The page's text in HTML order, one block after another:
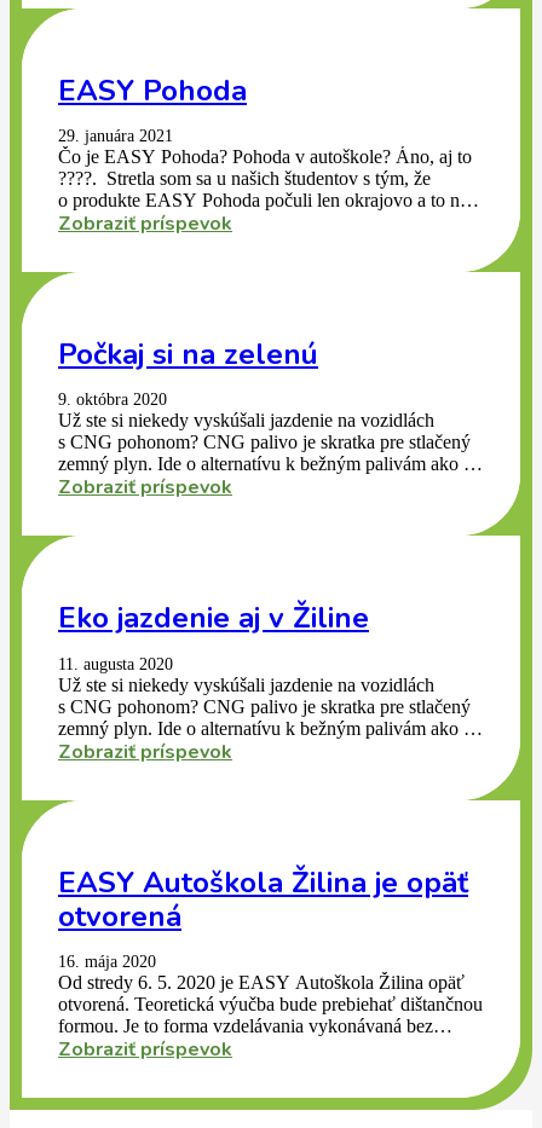
Jazdiť na zelenej vlne s našimi super profi inštruktormi
či vychutnať si naše moderné a vybavené priestory
učebne priamo v centre patrí už tradične k značke
EASY autoškola.
EASY Pohoda
29. januára 2021
Čo je EASY Pohoda? Pohoda v autoškole? Áno, aj to
????. Stretla som sa u našich študentov s tým, že
o produkte EASY Pohoda počuli len okrajovo a to na
prvej hodine teórie. Niektorí si ho aj zakúpili, ale na
Zobraziť príspevok
Počkaj si na zelenú
9. októbra 2020
Už ste si niekedy vyskúšali jazdenie na vozidlách
s CNG pohonom? CNG palivo je skratka pre stlačený
zemný plyn. Ide o alternatívu k bežným palivám ako je
nafta či benzín. Hlavným dôvodom jeho používania
Prečo jazdiť na CNG sme sa spýtali p. Jozefa Bebjaka,
majiteľa EASY autoškoly v Žiline.
Zobraziť príspevok
Eko jazdenie aj v Žiline
11. augusta 2020
Už ste si niekedy vyskúšali jazdenie na vozidlách
s CNG pohonom? CNG palivo je skratka pre stlačený
zemný plyn. Ide o alternatívu k bežným palivám ako je
nafta či benzín. Hlavným dôvodom jeho používania
majiteľa EASY autoškoly v Žiline.
Zobraziť príspevok
EASY Autoškola Žilina je opäť
otvorená
16. mája 2020
Od stredy 6. 5. 2020 je EASY Autoškola Žilina opäť
otvorená. Teoretická výučba bude prebiehať dištančnou
formou. Je to forma vzdelávania vykonávaná bez
fyzickej účasti žiakov, interaktívnou formou
dodržiavania sprísnených hygienických opatrení
Zobraziť príspevok